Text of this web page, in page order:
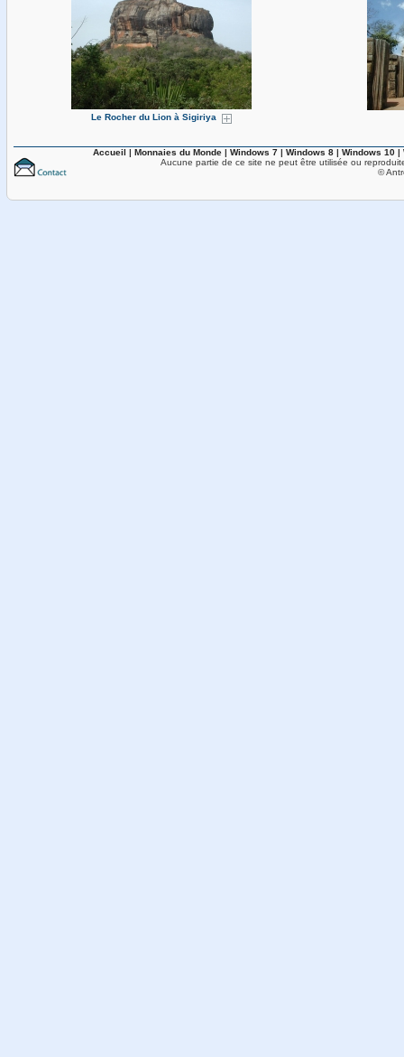
Le Rocher du Lion à Sigiriya
Accueil | Monnaies du Monde | Windows 7 | Windows 8 | Windows 10 |
Aucune partie de ce site ne peut être utilisée ou
©